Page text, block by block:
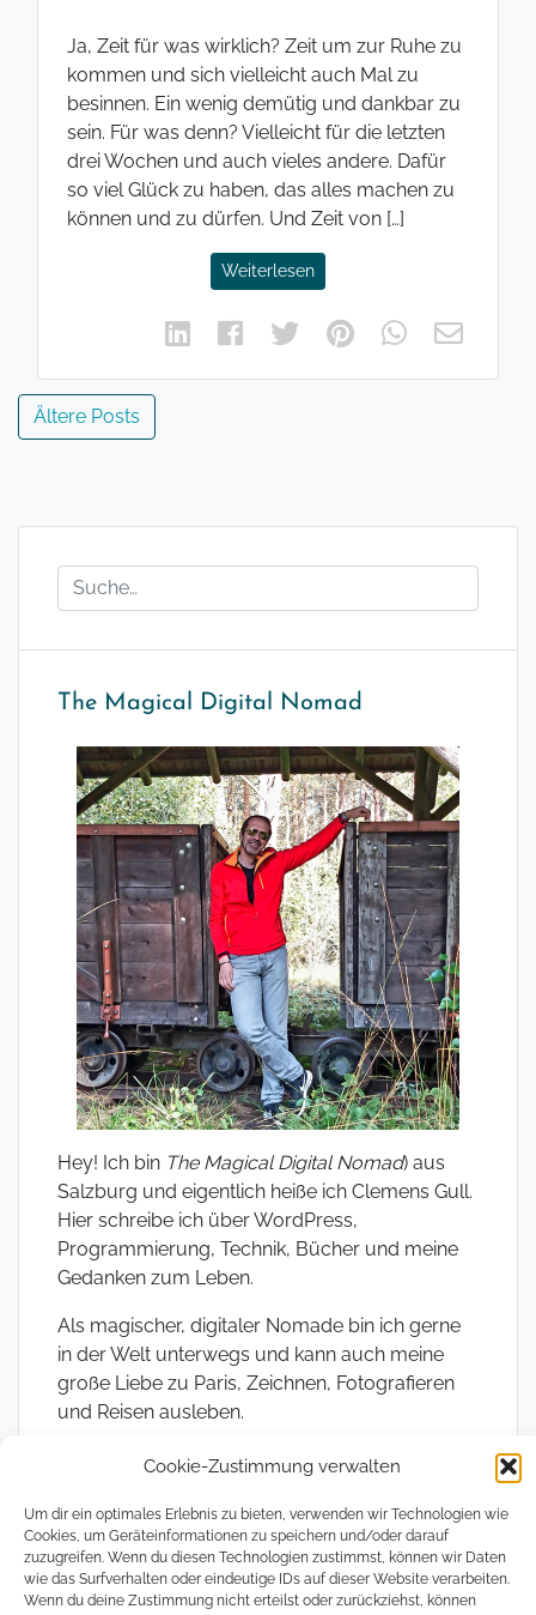
Cookie-Zustimmung verwalten
Um dir ein optimales Erlebnis zu bieten, verwenden wir Technologien wie
Cookies, um Geräteinformationen zu speichern und/oder darauf
zuzugreifen. Wenn du diesen Technologien zustimmst, können wir Daten
wie das Surfverhalten oder eindeutige IDs auf dieser Website verarbeiten.
Wenn du deine Zustimmung nicht erteilst oder zurückziehst, können
Ja, Zeit für was wirklich? Zeit um zur Ruhe zu
kommen und sich vielleicht auch Mal zu
besinnen. Ein wenig demütig und dankbar zu
sein. Für was denn? Vielleicht für die letzten
drei Wochen und auch vieles andere. Dafür
so viel Glück zu haben, das alles machen zu
können und zu dürfen. Und Zeit von […]
Weiterlesen
Beitragsnavigation
Ältere Posts
The Magical Digital Nomad
Hey! Ich bin The Magical Digital Nomad) aus
Salzburg und eigentlich heiße ich Clemens Gull.
Hier schreibe ich über WordPress,
Programmierung, Technik, Bücher und meine
Gedanken zum Leben.
Als magischer, digitaler Nomade bin ich gerne
in der Welt unterwegs und kann auch meine
große Liebe zu Paris, Zeichnen, Fotografieren
und Reisen ausleben.
Lass uns Freunde werden!